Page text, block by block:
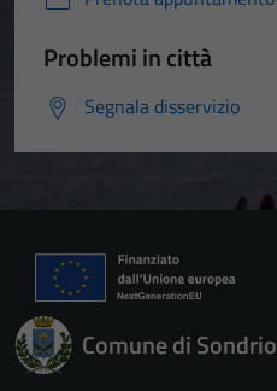
Problemi in città
Segnala disservizio
Comune di Sondrio